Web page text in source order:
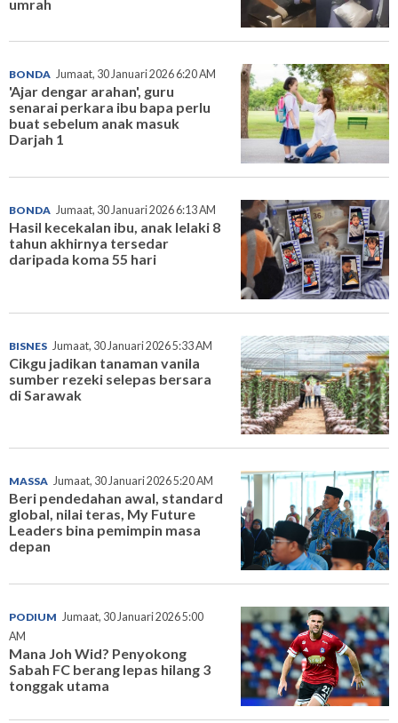
umrah
BONDA Jumaat, 30 Januari 2026 6:20 AM
'Ajar dengar arahan', guru
senarai perkara ibu bapa perlu
buat sebelum anak masuk
Darjah 1
BONDA Jumaat, 30 Januari 2026 6:13 AM
Hasil kecekalan ibu, anak lelaki 8
tahun akhirnya tersedar
daripada koma 55 hari
BISNES Jumaat, 30 Januari 2026 5:33 AM
Cikgu jadikan tanaman vanila
sumber rezeki selepas bersara
di Sarawak
MASSA Jumaat, 30 Januari 2026 5:20 AM
Beri pendedahan awal, standard
global, nilai teras, My Future
Leaders bina pemimpin masa
depan
PODIUM Jumaat, 30 Januari 2026 5:00
AM
Mana Joh Wid? Penyokong
Sabah FC berang lepas hilang 3
tonggak utama